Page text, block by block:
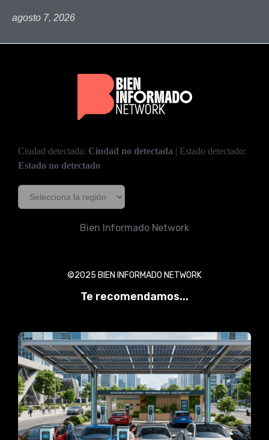
agosto 7, 2026
Ciudad detectada: Ciudad no detectada | Estado detectado:
Estado no detectado
Bien Informado Network
©2025 BIEN INFORMADO NETWORK
Te recomendamos...